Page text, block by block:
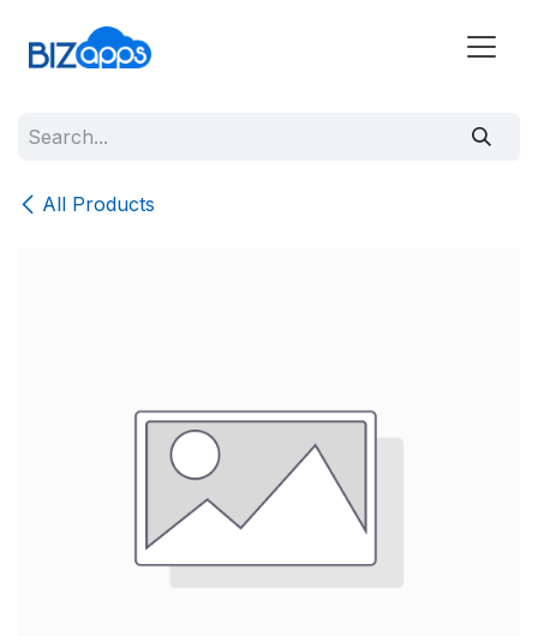
All Products